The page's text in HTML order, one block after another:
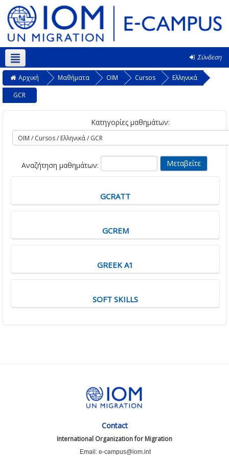
Σύνδεση
Ελληνικά ‎(el)‎
Αρχική Μαθήματα OIM Cursos
Ελληνικά
GCR
Κατηγορίες μαθημάτων:
Αναζήτηση μαθημάτων:
GCRATT
GCREM
GREEK A1
SOFT SKILLS
Contact
International Organization for Migration
Email: e-campus@iom.int